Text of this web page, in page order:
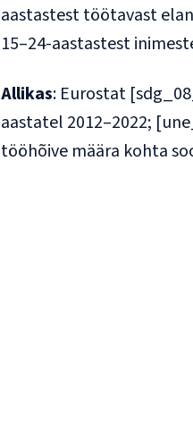
aastastest töötavast
15–24-aastastest
Allikas: Eurostat
aastatel 2012–2022;
tööhõive määra kohta